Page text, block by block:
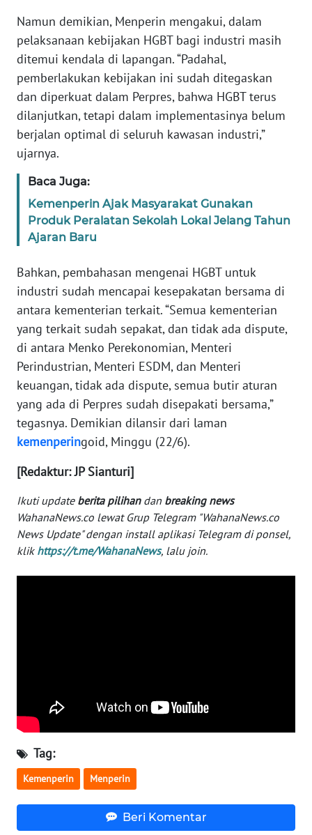
Namun demikian, Menperin mengakui, dalam
pelaksanaan kebijakan HGBT bagi industri masih
ditemui kendala di lapangan. “Padahal,
pemberlakukan kebijakan ini sudah ditegaskan
dan diperkuat dalam Perpres, bahwa HGBT terus
dilanjutkan, tetapi dalam implementasinya belum
berjalan optimal di seluruh kawasan industri,”
ujarnya.
Baca Juga:
Kemenperin Ajak Masyarakat Gunakan
Produk Peralatan Sekolah Lokal Jelang Tahun
Ajaran Baru
Bahkan, pembahasan mengenai HGBT untuk
industri sudah mencapai kesepakatan bersama di
antara kementerian terkait. “Semua kementerian
yang terkait sudah sepakat, dan tidak ada dispute,
di antara Menko Perekonomian, Menteri
Perindustrian, Menteri ESDM, dan Menteri
keuangan, tidak ada dispute, semua butir aturan
yang ada di Perpres sudah disepakati bersama,”
tegasnya. Demikian dilansir dari laman
kemenperingoid, Minggu (22/6).
[Redaktur: JP Sianturi]
Ikuti update berita pilihandan breaking news
WahanaNews.co lewat Grup Telegram "WahanaNews.co
News Update" dengan install aplikasi Telegram di ponsel,
klik https://t.me/WahanaNews, lalu join.
Tag:
Kemenperin Menperin
Beri Komentar
KEPRI
WN
PAPUA
WN
PAPUA
BARAT
WN
RIAU
WN
WN
JAMBI
WN
SULTRA
WN
NTB
WN
SULBAR
WN
BABEL
WN
BENGKULU
WN
LAMPUNG